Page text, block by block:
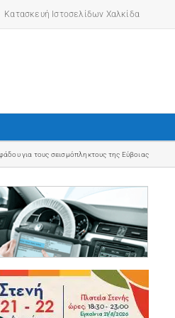
Κατασκευή Ιστοσελίδων Χαλκίδα
in a new tab)
για τους σεισμόπληκτους της Εύβοιας